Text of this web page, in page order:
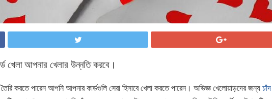
আপনার খেলার উন্নতি করবে।
করতে পারেন আপনি আপনার কার্ডগুলি সেরা হিসাবে খেলা করতে পারেন। অভিজ্ঞ খেলোয়াড়দের জন্য চাঁদ